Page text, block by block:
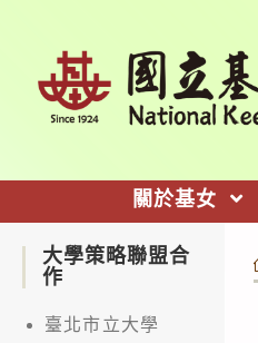
關於基女
大學策略聯盟合
作
臺北市立大學